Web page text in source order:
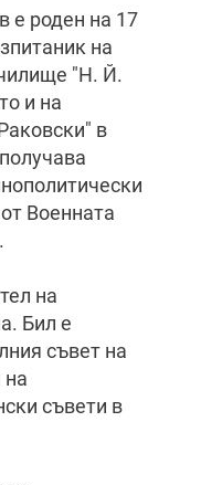
е роден на 17
на
"Н. Й.
и на
в
Военната
на
Бил е
съвет на
на
съвети в